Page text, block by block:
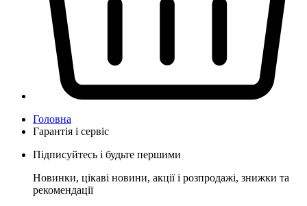
Головна
Гарантія і сервіс
Підписуйтесь і будьте першими
Новинки, цікаві новини, акції і розпродажі, знижки та
рекомендації